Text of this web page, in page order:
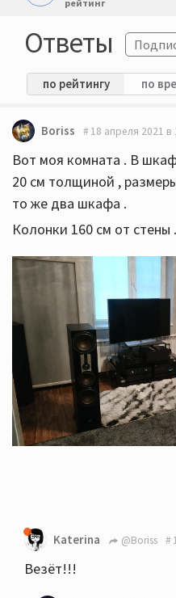
рейтинг
Ответы
по рейтингу по
Boriss 18 апреля 2021 в
Вот моя комната . В
20 см толщиной ,
то же два шкафа .
Колонки 160 см от стены .
Katerina @Boriss
Везёт!!!